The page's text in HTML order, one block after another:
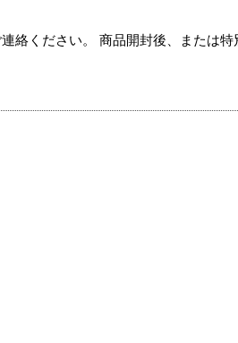
絡ください。 商品開封後、または